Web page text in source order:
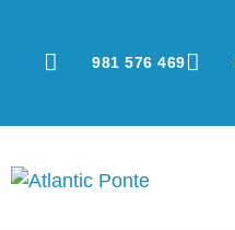
981 576 469